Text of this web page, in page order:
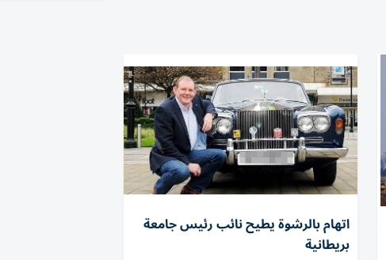
اتهام بالرشوة يطيح نائب رئيس جامعة
بريطانية